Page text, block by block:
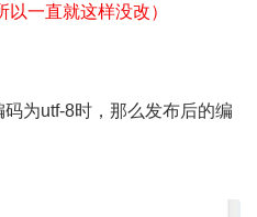
以一直就这样没改）
为utf-8时，那么发布后的编